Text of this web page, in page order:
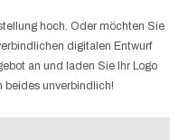
hoch. Oder möchten Sie
digitalen Entwurf
an und laden Sie Ihr Logo
beides unverbindlich!